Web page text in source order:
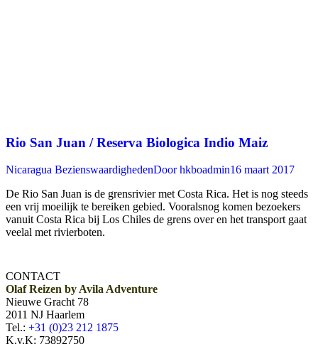
Rio San Juan / Reserva Biologica Indio Maiz
Nicaragua BezienswaardighedenDoorhkboadmin16 maart 2017
De Rio San Juan is de grensrivier met Costa Rica. Het is nog steeds
een vrij moeilijk te bereiken gebied. Vooralsnog komen bezoekers
vanuit Costa Rica bij Los Chiles de grens over en het transport gaat
veelal met rivierboten.
CONTACT
Olaf Reizen by Avila Adventure
Nieuwe Gracht 78
2011 NJ Haarlem
Tel.: +31 (0)23 212 1875
K.v.K: 73892750